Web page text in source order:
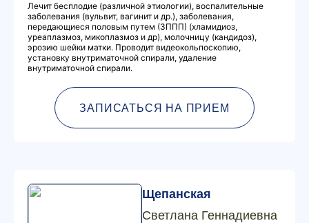
Лечит бесплодие (различной этиологии), воспалительные
заболевания (вульвит, вагинит и др.), заболевания,
передающиеся половым путем (ЗППП) (хламидиоз,
уреаплазмоз, микоплазмоз и др), молочницу (кандидоз),
эрозию шейки матки. Проводит видеокольпоскопию,
установку внутриматочной спирали, удаление
внутриматочной спирали.
ЗАПИСАТЬСЯ НА ПРИЕМ
Щепанская
Светлана Геннадиевна